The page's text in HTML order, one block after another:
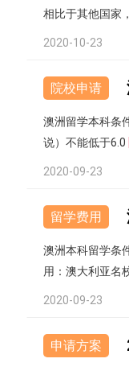
相比于其他国家
2020-10-23
院校申请
澳洲留学本科条
说）不能低于6.0
2020-09-23
留学费用
澳洲本科留学条
用：澳大利亚名
2020-09-23
申请方案